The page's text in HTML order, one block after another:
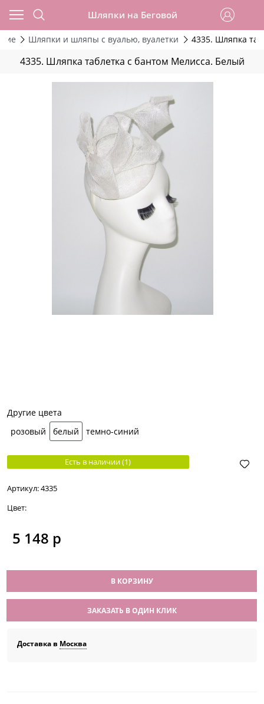
Шляпки на Беговой
Шляпки и шляпы с вуалью, вуалетки 4335. Шляпка
4335. Шляпка таблетка с бантом Мелисса. Белый
Другие цвета
розовый
белый темно-синий
Есть в наличии (1)
Артикул:4335
Цвет:
5 148 р
В КОРЗИНУ
ЗАКАЗАТЬ В ОДИН КЛИК
Доставка в Москва